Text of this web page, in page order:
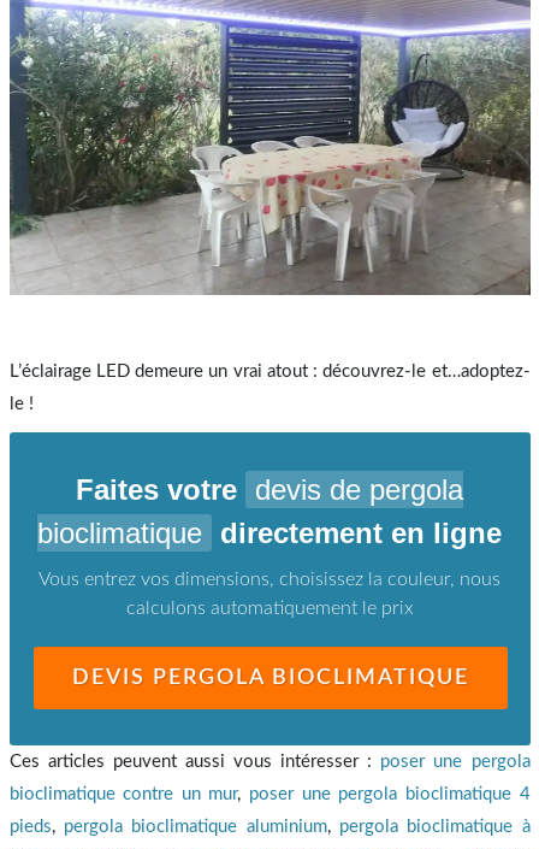
L’éclairage LED demeure un vrai atout : découvrez-le et…adoptez-
le !
Faites votre devis de pergola
bioclimatique directement en ligne
Vous entrez vos dimensions, choisissez la couleur, nous
calculons automatiquement le prix
DEVIS PERGOLA BIOCLIMATIQUE
Ces articles peuvent aussi vous intéresser : poser une pergola
bioclimatique contre un mur, poser une pergola bioclimatique 4
pieds, pergola bioclimatique aluminium, pergola bioclimatique à